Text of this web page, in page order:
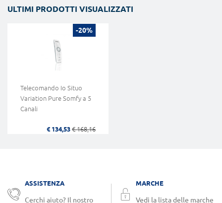
ULTIMI PRODOTTI VISUALIZZATI
-20%
Telecomando Io Situo
Variation Pure Somfy a 5
Canali
€ 134,53 € 168,16
ASSISTENZA
Cerchi aiuto? Il nostro
MARCHE
Vedi la lista delle marche